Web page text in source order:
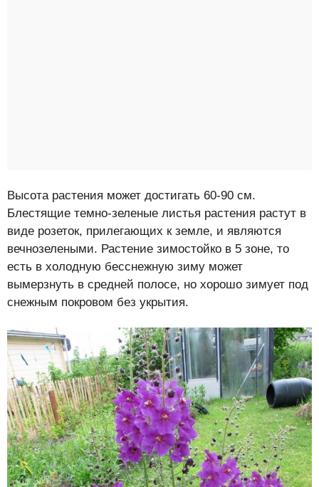
Высота растения может достигать 60-90 см.
Блестящие темно-зеленые листья растения растут в
виде розеток, прилегающих к земле, и являются
вечнозелеными. Растение зимостойко в 5 зоне, то
есть в холодную бесснежную зиму может
вымерзнуть в средней полосе, но хорошо зимует под
снежным покровом без укрытия.